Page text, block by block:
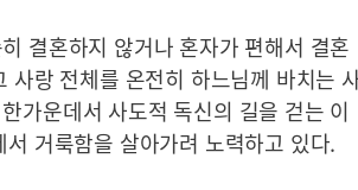
결혼하지 않거나 혼자가 편해서 결혼
사랑 전체를 온전히 하느님께 바치는
가운데서 사도적 독신의 길을 걷는 이
거룩함을 살아가려 노력하고 있다.